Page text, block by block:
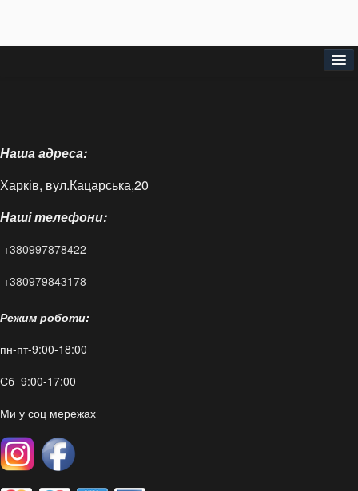
Доставка і оплата
Контакти
Статті
FAQ
Наша адреса:
Харків, вул.Кацарська,20
Наші телефони:
+380997878422
+380979843178
Режим роботи:
пн-пт-9:00-18:00
Сб 9:00-17:00
Ми у соц мережах